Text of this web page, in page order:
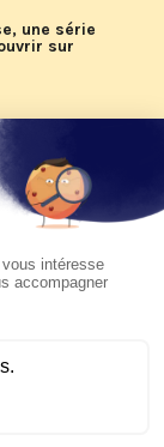
une série
sur
de KTO
Léon
KTO le
et
2026